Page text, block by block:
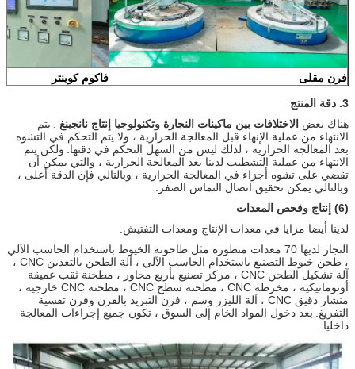
فرن مقلى
فاكوم كوينتر
3. دقة المنتج
هناك بعض الاختلافات بين ماكينات النجارة وتكنولوجيا إنتاج نانجينغ
يتم
الانتهاء من عملية الإنهاء قبل المعالجة الحرارية ، ولا يتم التحكم في التشوه
بعد المعالجة الحرارية ، لذلك ليس من السهل التحكم في دقتها. ولكن يتم
الانتهاء من عملية التشطيب لدينا بعد المعالجة الحرارية ، والتي يمكن أن
تقضي على تشوه أجزاء في المعالجة الحرارية ، وبالتالي فإن الدقة أعلى ،
وبالتالي يمكن تحقيق اتصال التماس الصفر.
(6) إنتاج وفحص المعدات
لدينا أيضا مزايا في معدات الإنتاج ومعدات التفتيش.
النجار لديها 70 معدات متطورة مثل طاحونة الخيوط باستخدام الحاسب الآلي
، طحن خيوط التصنيع باستخدام الحاسب الآلي ، آلة الطحن بالتعدين CNC ،
آلة تشكيل الطحن CNC ، مركز تصنيع بأربع محاور ، مطحنة ثقب عميقة
أوتوماتيكية ، مخرطة CNC ، مطحنة سطح CNC ، مطحنة CNC خارجية ،
منشار دقيق CNC ، آلة الليزر وسم ، فرن التبريد بالفرن وفرن تقسية
التفريغ. بعد دخول المواد الخام إلى السوق ، تكون جميع إجراءات المعالجة
داخليا.